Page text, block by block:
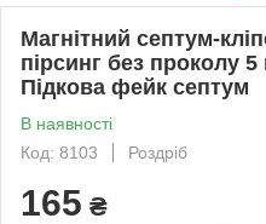
Магнітний септум-
пірсинг без проколу
Підкова фейк септум
В наявності
Код: 8103
Роздріб
165 ₴